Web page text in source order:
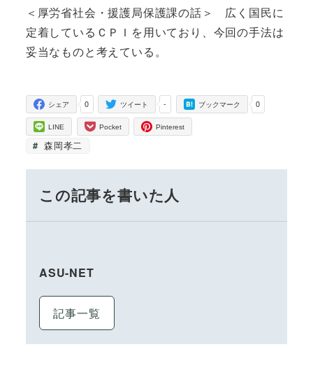
＜厚労省社会・援護局保護課の話＞ 広く国民に
定着しているＣＰＩを用いており、今回の手法は
妥当なものと考えている。
0
シェア -
ツイート 0
ブックマーク
LINE Pocket Pinterest
森岡孝二
この記事を書いた人
ASU-NET
記事一覧